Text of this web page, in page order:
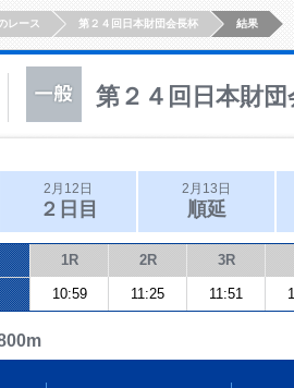
レース 第２４回日本財団会長杯 結果
第２４回日本財団
2月12日
２日目
2月13日
順延
1R 2R 3R
10:59 11:25 11:51